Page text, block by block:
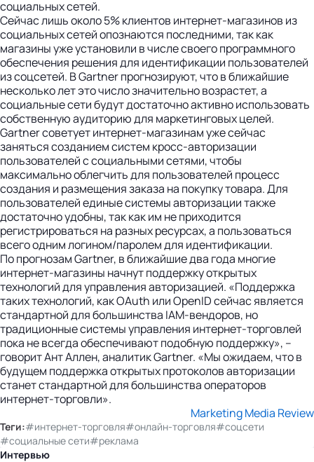
социальных сетей.
Сейчас лишь около 5% клиентов интернет-магазинов из
социальных сетей опознаются последними, так как
магазины уже установили в числе своего программного
обеспечения решения для идентификации пользователей
из соцсетей. В Gartner прогнозируют, что в ближайшие
несколько лет это число значительно возрастет, а
социальные сети будут достаточно активно использовать
собственную аудиторию для маркетинговых целей.
Gartner советует интернет-магазинам уже сейчас
заняться созданием систем кросс-авторизации
пользователей с социальными сетями, чтобы
максимально облегчить для пользователей процесс
создания и размещения заказа на покупку товара. Для
пользователей единые системы авторизации также
достаточно удобны, так как им не приходится
регистрироваться на разных ресурсах, а пользоваться
всего одним логином/паролем для идентификации.
По прогнозам Gartner, в ближайшие два года многие
интернет-магазины начнут поддержку открытых
технологий для управления авторизацией. «Поддержка
таких технологий, как OAuth или OpenID сейчас является
стандартной для большинства IAM-вендоров, но
традиционные системы управления интернет-торговлей
пока не всегда обеспечивают подобную поддержку», –
говорит Ант Аллен, аналитик Gartner. «Мы ожидаем, что в
будущем поддержка открытых протоколов авторизации
станет стандартной для большинства операторов
интернет-торговли».
Marketing Media Review
Теги:#интернет-торговля#онлайн-торговля#соцсети
#социальные сети#реклама
Интервью